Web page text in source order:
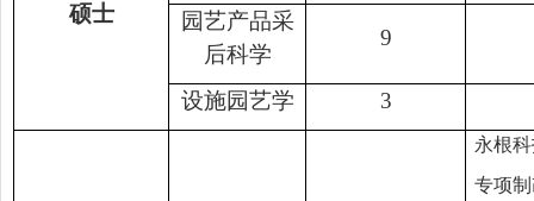
硕士
园艺产品采
后科学
9
设施园艺学 3
永根
专项